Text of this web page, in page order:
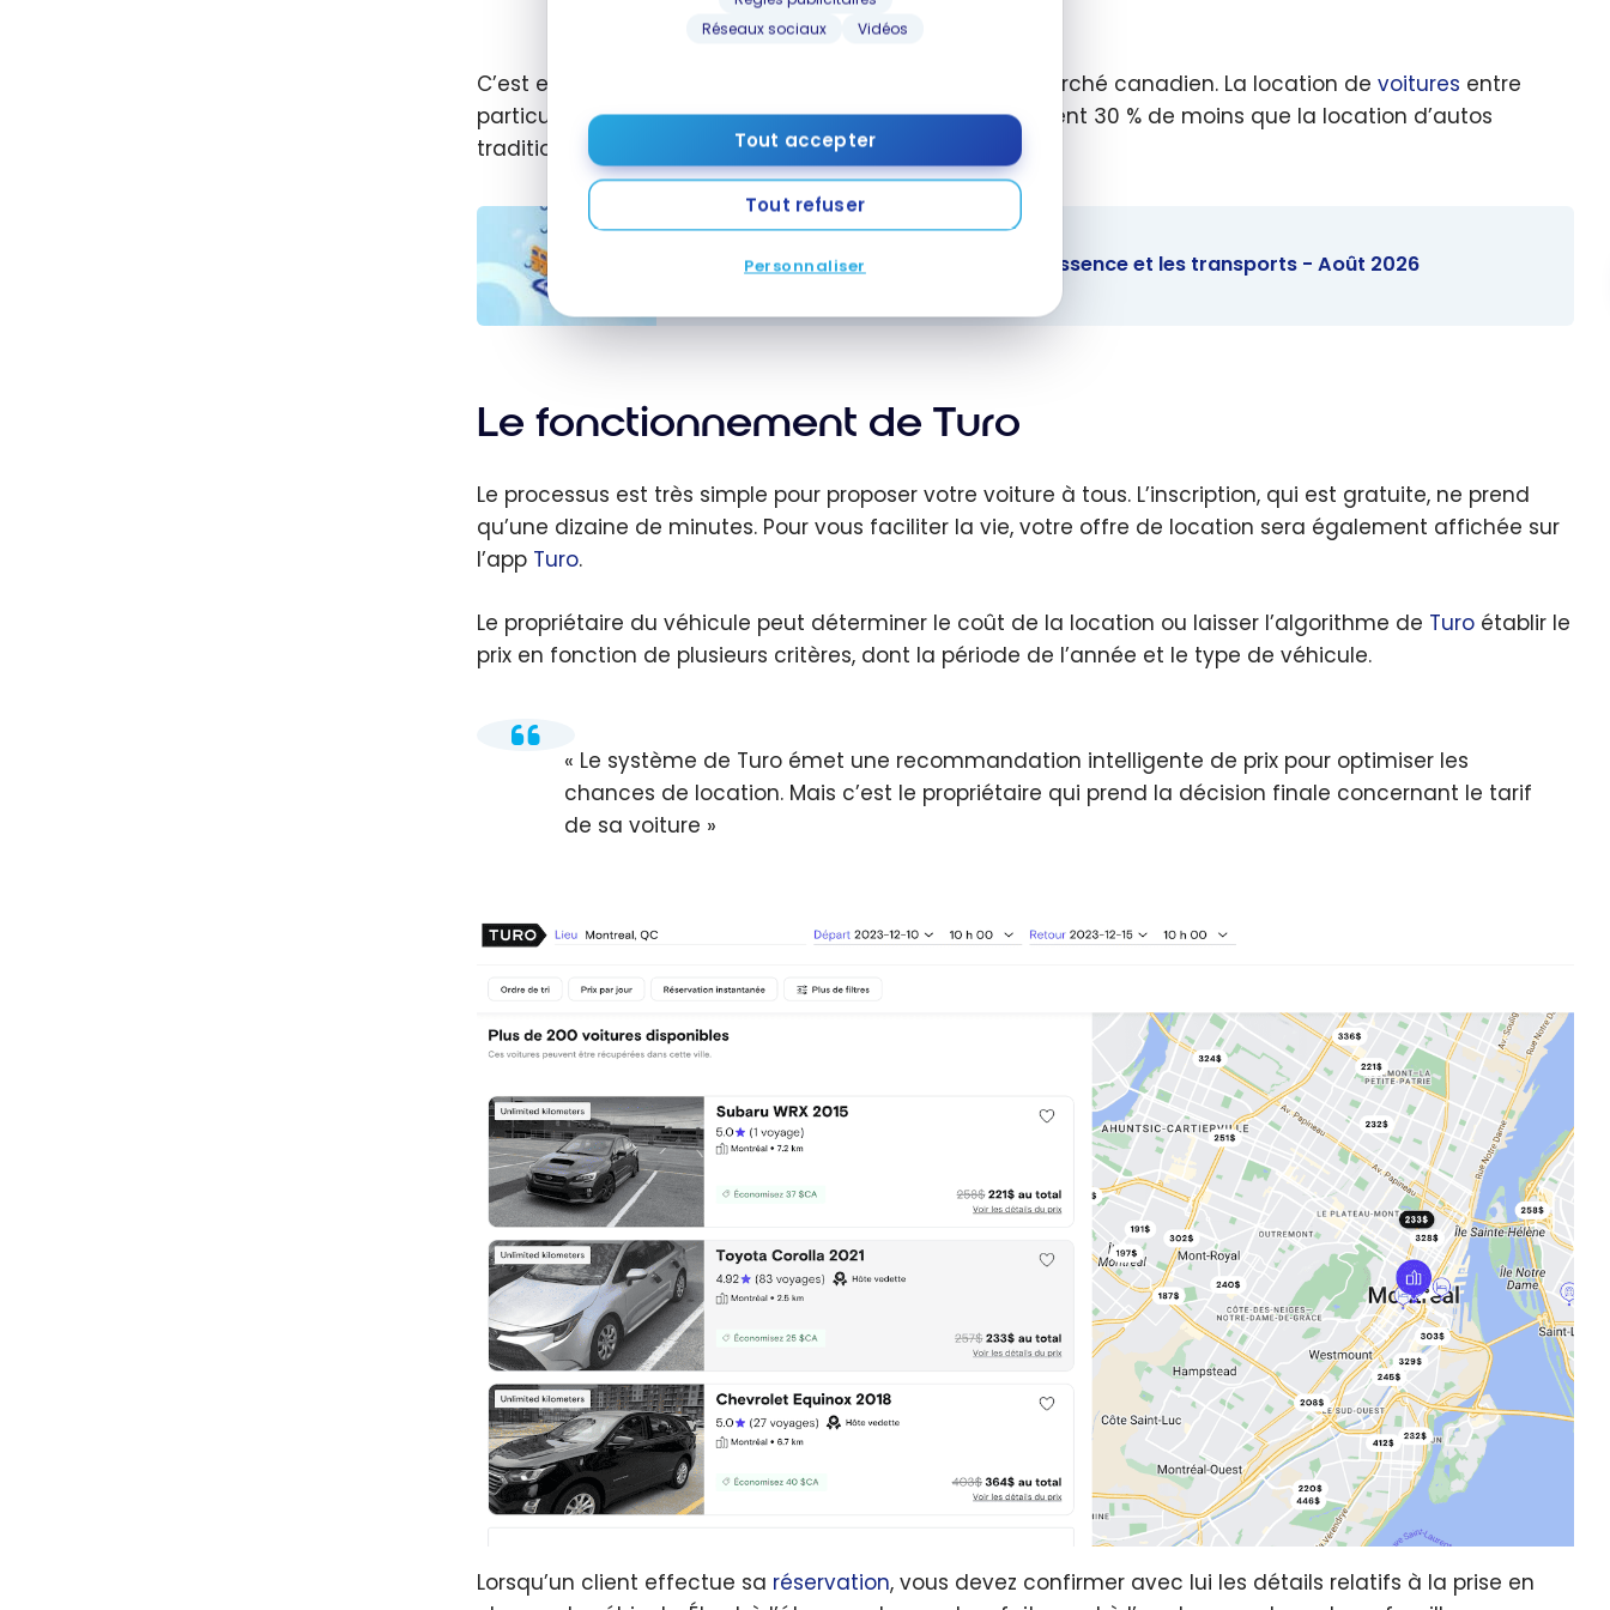
Réseaux sociaux
Vidéos
Tout accepter
Tout refuser
Personnaliser
C’est en 2016 que l’entreprise a fait son entrée sur le marché canadien. La location de voitures entre
particuliers via cette plateforme coûterait « généralement 30 % de moins que la location d’autos
traditionnelle », selon
Turo .
pour l’essence et
les transports -
Les meilleures cartes de crédit pour l’essence et les transports - Août 2026
Le fonctionnement de Turo
Le processus est très simple pour proposer votre voiture à tous. L’inscription, qui est gratuite, ne prend
qu’une dizaine de minutes. Pour vous faciliter la vie, votre offre de location sera également affichée sur
l’app Turo.
Le propriétaire du véhicule peut déterminer le coût de la location ou laisser l’algorithme de Turo établir le
prix en fonction de plusieurs critères, dont la période de l’année et le type de véhicule.
Le système de Turo émet une recommandation intelligente de prix pour optimiser les
chances de location. Mais c’est le propriétaire qui prend la décision finale concernant le tarif
de sa voiture
Lorsqu’un client effectue sa réservation, vous devez confirmer avec lui les détails relatifs à la prise en